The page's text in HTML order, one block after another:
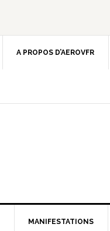
A PROPOS D’AEROVFR
MANIFESTATIONS